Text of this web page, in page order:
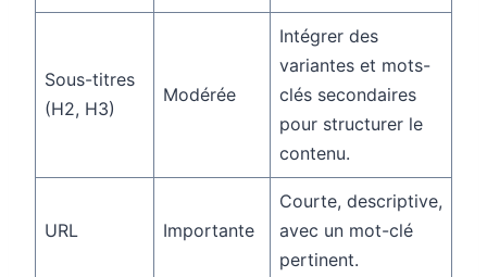
Sous-titres
(H2, H3)
Modérée
Intégrer des
variantes et mots-
clés secondaires
pour structurer le
contenu.
URL Importante
Courte, descriptive,
avec un mot-clé
pertinent.